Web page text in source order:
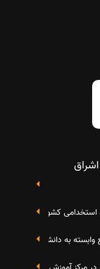
و استخدامی کشور در خصوص
به دانشگاه صنعتی شریف 4 الی 8 مهر